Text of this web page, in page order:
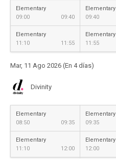
Elementary
09:00
09:40
Elementary
09:40
Elementary
11:10
11:55
Elementary
11:55
Mar, 11 Ago 2026 (En 4 días)
Divinity
Elementary
08:50
09:35
Elementary
09:35
Elementary
11:10
12:00
Elementary
12:00